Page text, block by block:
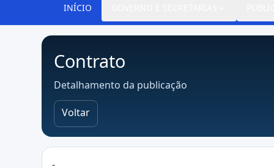
INÍCIO
Contrato
Detalhamento da publicação
Voltar
-